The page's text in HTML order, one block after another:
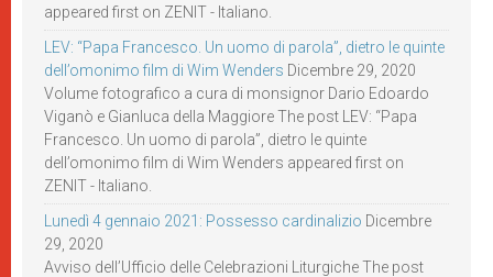
appeared first on ZENIT - Italiano.
LEV: “Papa Francesco. Un uomo di parola”, dietro le quinte
dell’omonimo film di Wim Wenders Dicembre 29, 2020
Volume fotografico a cura di monsignor Dario Edoardo
Viganò e Gianluca della Maggiore The post LEV: “Papa
Francesco. Un uomo di parola”, dietro le quinte
dell’omonimo film di Wim Wenders appeared first on
ZENIT - Italiano.
Lunedì 4 gennaio 2021: Possesso cardinalizio Dicembre
29, 2020
Avviso dell’Ufficio delle Celebrazioni Liturgiche The post